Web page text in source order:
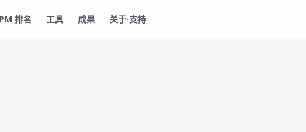
PM 排名 工具 成果 关于·支持